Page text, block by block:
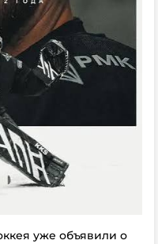
уже объявили о